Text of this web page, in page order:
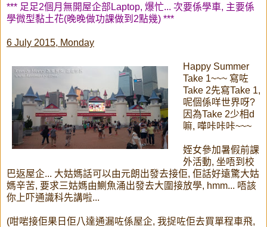
*** 足足2個月無開屋企部Laptop, 爆忙... 次要係學車, 主要係
學微型黏土花(晚晚做功課做到2點幾) ***
6 July 2015, Monday
Happy Summer
Take 1~~~ 寫咗
Take 2先寫Take 1,
呢個係咩世界呀?
因為Take 2少相d
嘛, 嘩咔咔咔~~~
姪女參加暑假前課
外活動, 坐唔到校
巴返屋企... 大姑媽話可以由元朗出發去接佢, 佢話好遠驚大姑
媽辛苦, 要求三姑媽由鰂魚涌出發去大圍接放學, hmm... 唔該
你上吓通識科先講啦...
(咁啱接佢果日佢八達通漏咗係屋企, 我捉咗佢去買單程車飛,